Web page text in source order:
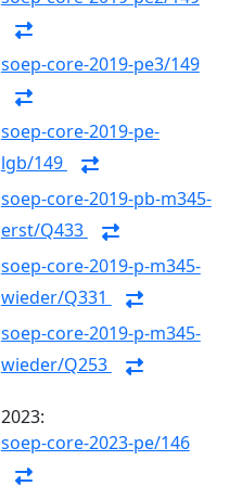
soep-core-2019-pe3/149
soep-core-2019-pe-
lgb/149
soep-core-2019-pb-m345-
erst/Q433
soep-core-2019-p-m345-
wieder/Q331
soep-core-2019-p-m345-
wieder/Q253
2023:
soep-core-2023-pe/146